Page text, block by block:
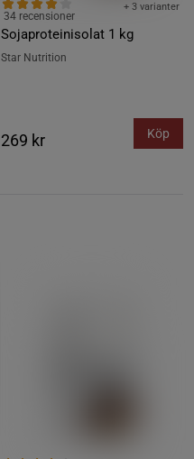
Sojaproteinisolat 1 kg
+ 3 varianter
34 recensioner
Star Nutrition
269 kr Köp